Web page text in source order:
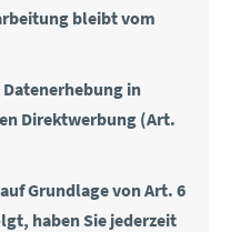
bleibt vom
in
Direktwerbung (Art.
Grundlage von Art. 6
haben Sie jederzeit